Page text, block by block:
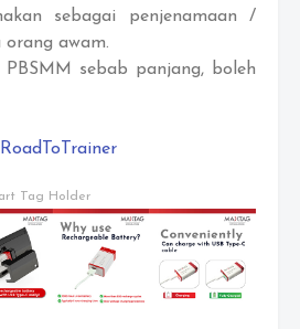
sebagai penjenamaan /
awam.
sebab panjang, boleh
Tag Holder